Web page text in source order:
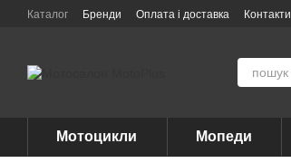
Перейти до основного контенту
Каталог Бренди Оплата і доставка Контакти
Мотоцикли Мопеди